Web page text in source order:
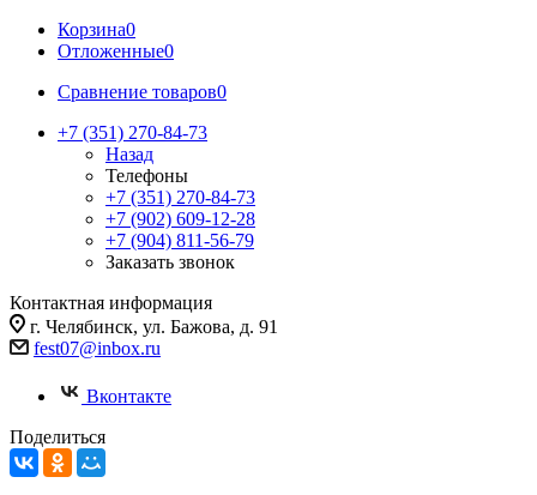
Корзина0
Отложенные0
Сравнение товаров0
+7 (351) 270-84-73
Назад
Телефоны
+7 (351) 270-84-73
+7 (902) 609-12-28
+7 (904) 811-56-79
Заказать звонок
Контактная информация
г. Челябинск, ул. Бажова, д. 91
fest07@inbox.ru
Вконтакте
Поделиться